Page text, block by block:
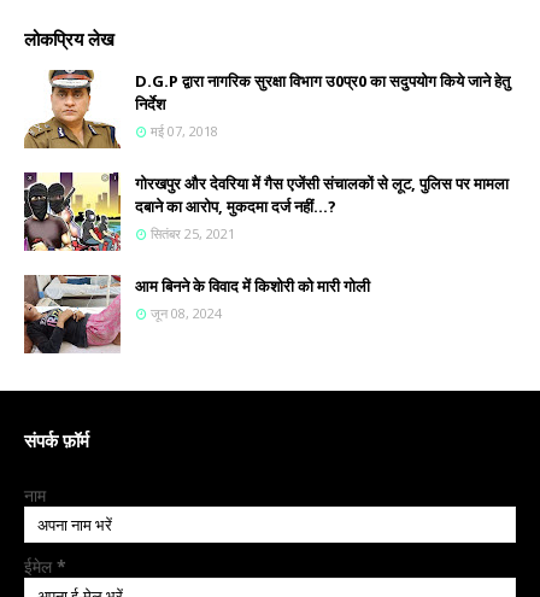
लोकप्रिय लेख
D.G.P द्वारा नागरिक सुरक्षा विभाग उ0प्र0 का सदुपयोग किये जाने हेतु
निर्देश
मई 07, 2018
गोरखपुर और देवरिया में गैस एजेंसी संचालकों से लूट, पुलिस पर मामला
दबाने का आरोप, मुकदमा दर्ज नहीं...?
सितंबर 25, 2021
आम बिनने के विवाद में किशोरी को मारी गोली
जून 08, 2024
संपर्क फ़ॉर्म
नाम
ईमेल *